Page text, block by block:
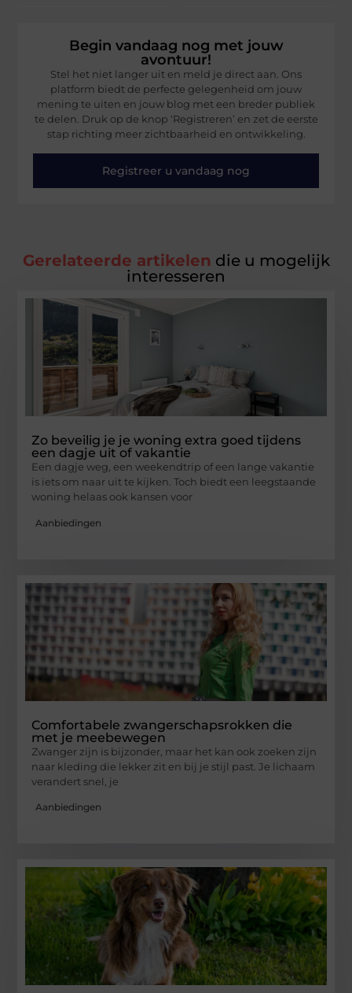
Begin vandaag nog met jouw
avontuur!
Stel het niet langer uit en meld je direct aan. Ons
platform biedt de perfecte gelegenheid om jouw
mening te uiten en jouw blog met een breder publiek
te delen. Druk op de knop ‘Registreren’ en zet de eerste
stap richting meer zichtbaarheid en ontwikkeling.
Registreer u vandaag nog
Gerelateerde artikelen die u mogelijk
interesseren
Zo beveilig je je woning extra goed tijdens
een dagje uit of vakantie
Een dagje weg, een weekendtrip of een lange vakantie
is iets om naar uit te kijken. Toch biedt een leegstaande
woning helaas ook kansen voor
Aanbiedingen
Comfortabele zwangerschapsrokken die
met je meebewegen
Zwanger zijn is bijzonder, maar het kan ook zoeken zijn
naar kleding die lekker zit en bij je stijl past. Je lichaam
verandert snel, je
Aanbiedingen